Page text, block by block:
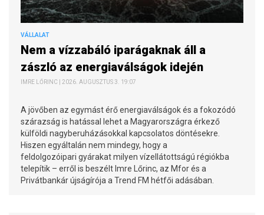
VÁLLALAT
Nem a vízzabáló iparágaknak áll a
zászló az energiaválságok idején
IMRE LŐRINC | 2026. AUGUSZTUS 3. 19:07
A jövőben az egymást érő energiaválságok és a fokozódó
szárazság is hatással lehet a Magyarországra érkező
külföldi nagyberuházásokkal kapcsolatos döntésekre.
Hiszen egyáltalán nem mindegy, hogy a
feldolgozóipari gyárakat milyen vízellátottságú régiókba
telepítik – erről is beszélt Imre Lőrinc, az Mfor és a
Privátbankár újságírója a Trend FM hétfői adásában.